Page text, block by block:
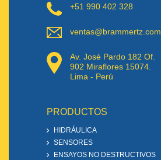
+51 990 402 328
ventas@brammertz.com
Av. José Pardo 182 Of.
902 Miraflores 15074.
Lima - Perú
PRODUCTOS
HIDRÁULICA
SENSORES
ENSAYOS NO DESTRUCTIVOS